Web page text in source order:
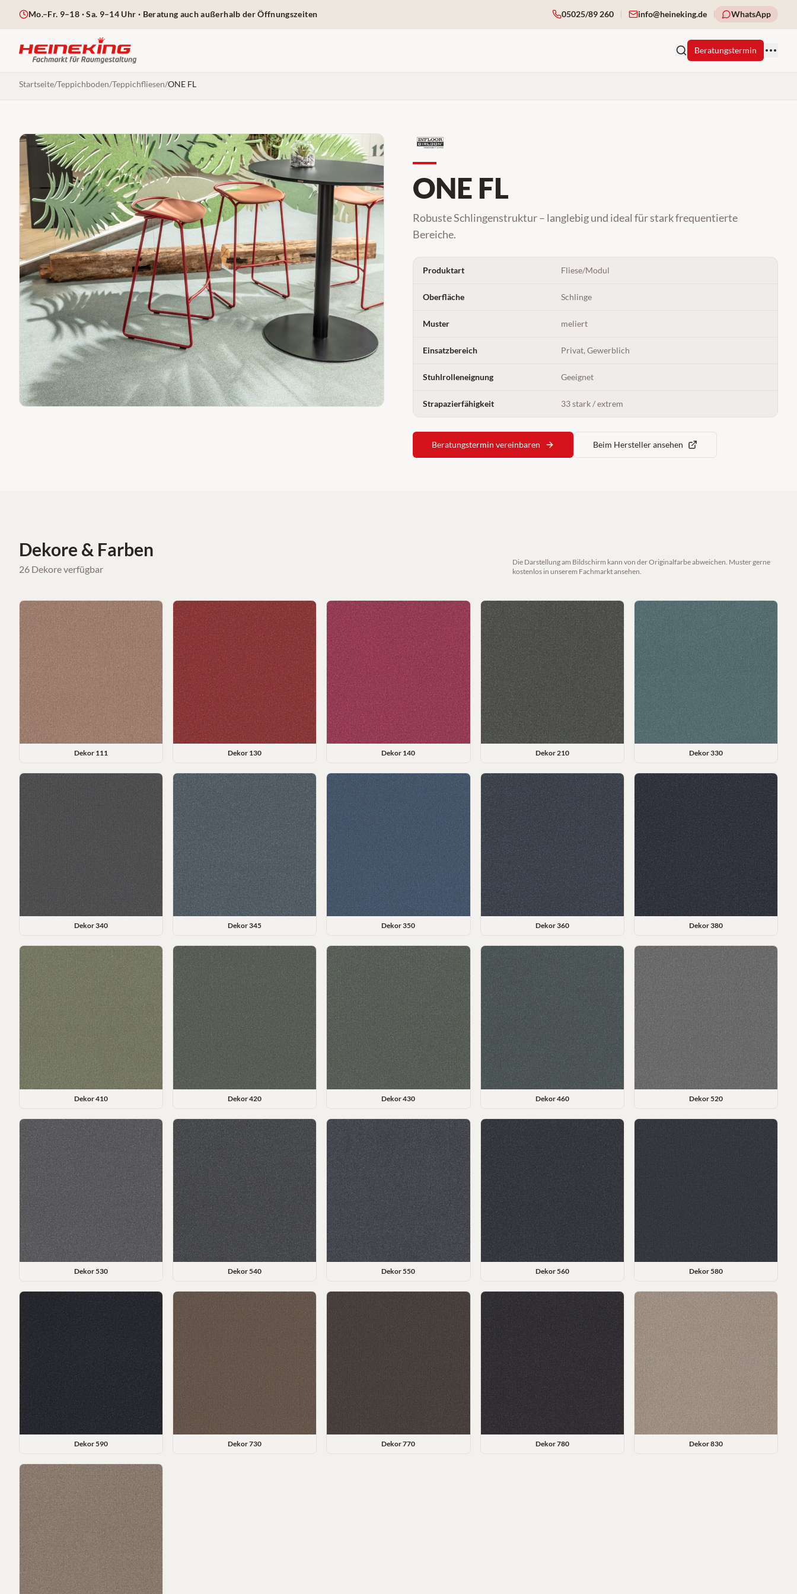
Mo.–Fr. 9–18 · Sa. 9–14 Uhr · Beratung auch außerhalb der Öffnungszeiten 05025/89 260 info@heineking.de WhatsApp
Beratungstermin
Startseite/Teppichboden/Teppichfliesen/ONE FL
ONE FL
Robuste Schlingenstruktur – langlebig und ideal für stark frequentierte
Bereiche.
Produktart Fliese/Modul
Oberfläche Schlinge
Muster meliert
Einsatzbereich Privat, Gewerblich
Stuhlrolleneignung Geeignet
Strapazierfähigkeit 33 stark / extrem
Beratungstermin vereinbaren Beim Hersteller ansehen
Dekore & Farben
26 Dekoreverfügbar
Die Darstellung am Bildschirm kann von der Originalfarbe abweichen. Muster gerne
kostenlos in unserem Fachmarkt ansehen.
Dekor 111 Dekor 130 Dekor 140 Dekor210 Dekor330
Dekor340 Dekor345 Dekor350 Dekor360 Dekor380
Dekor410 Dekor420 Dekor430 Dekor460 Dekor520
Dekor530 Dekor540 Dekor550 Dekor560 Dekor580
Dekor590 Dekor730 Dekor770 Dekor780 Dekor830